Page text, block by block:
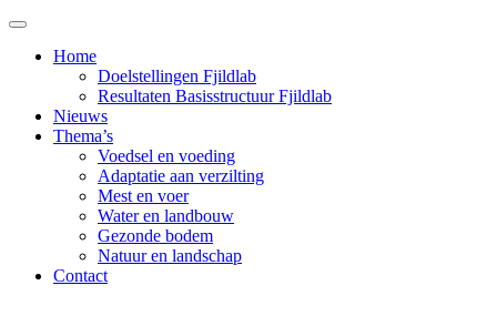
Home
Doelstellingen Fjildlab
Resultaten Basisstructuur Fjildlab
Nieuws
Thema’s
Voedsel en voeding
Adaptatie aan verzilting
Mest en voer
Water en landbouw
Gezonde bodem
Natuur en landschap
Contact